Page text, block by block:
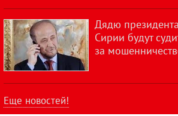
Дядю президента
Сирии будут
за
Еще новостей!